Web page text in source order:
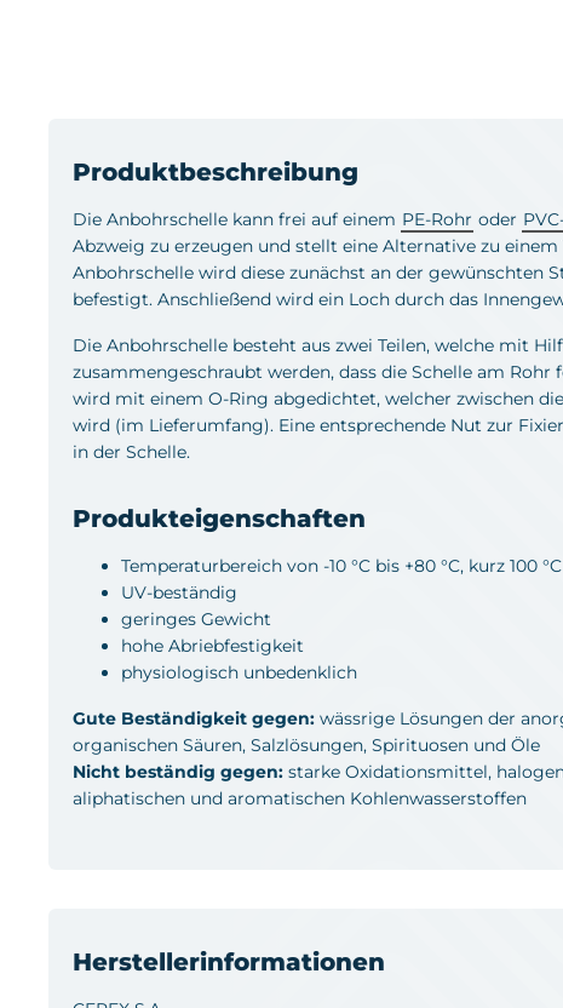
Produktbeschreibung
Die Anbohrschelle kann frei auf einem PE-Rohr oder
Abzweig zu erzeugen und stellt eine Alternative zu
Anbohrschelle wird diese zunächst an der gewünschten
befestigt. Anschließend wird ein Loch durch das
Die Anbohrschelle besteht aus zwei Teilen, welche mit
zusammengeschraubt werden, dass die Schelle am
wird mit einem O-Ring abgedichtet, welcher zwischen
wird (im Lieferumfang). Eine entsprechende Nut zur
in der Schelle.
Produkteigenschaften
Temperaturbereich von -10 °C bis +80 °C, kurz 100 °C
UV-beständig
geringes Gewicht
hohe Abriebfestigkeit
physiologisch unbedenklich
Gute Beständigkeit gegen: wässrige Lösungen der
organischen Säuren, Salzlösungen, Spirituosen und Öle
Nicht beständig gegen: starke Oxidationsmittel,
aliphatischen und aromatischen Kohlenwasserstoffen
Herstellerinformationen